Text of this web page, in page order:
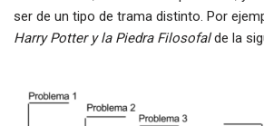
ser de un tipo de trama distinto. Por
Harry Potter y la Piedra Filosofalde la